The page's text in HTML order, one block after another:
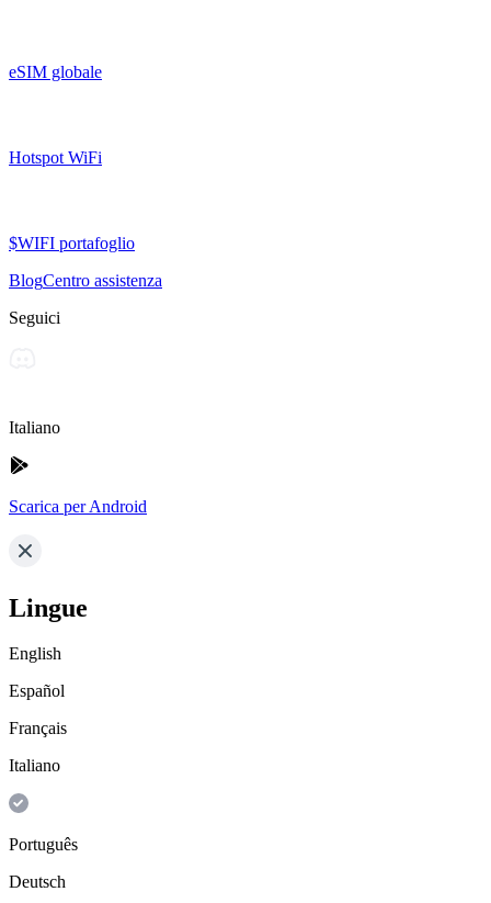
eSIM globale
Hotspot WiFi
$WIFI portafoglio
BlogCentro assistenza
Seguici
Italiano
Scarica per Android
Lingue
English
Español
Français
Italiano
Português
Deutsch